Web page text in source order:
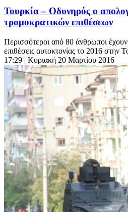
Τουρκία – Οδυνηρός ο
τρομοκρατικών επιθέσεων
Περισσότεροι από 80 άνθρωποι
επιθέσεις αυτοκτονίας το 2016
17:29 | Κυριακή 20 Μαρτίου 2016